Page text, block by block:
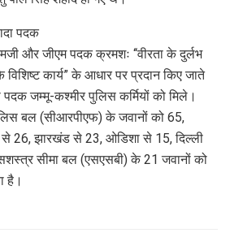
पदक
और जीएम पदक क्रमशः ‘‘वीरता के दुर्लभ
के विशिष्ट कार्य” के आधार पर प्रदान किए जाते
जम्मू-कश्मीर पुलिस कर्मियों को मिले।
बल (सीआरपीएफ) के जवानों को 65,
से 26, झारखंड से 23, ओडिशा से 15, दिल्ली
सीमा बल (एसएसबी) के 21 जवानों को
है।